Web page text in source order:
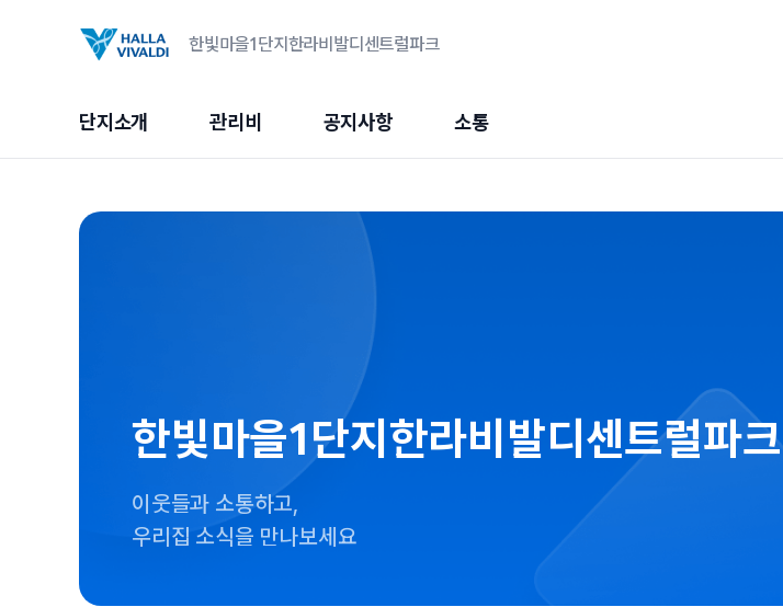
한빛마을1단지한라비발디센트럴파크
단지소개 관리비 공지사항 소통
한빛마을1단지한라비발디센트럴파크
이웃들과 소통하고,
우리집 소식을 만나보세요